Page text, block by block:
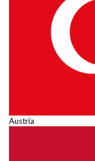
Austria